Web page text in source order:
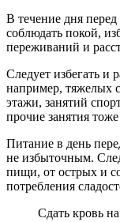
В течение дня
соблюдать покой,
переживаний и
Следует избегать и
например, тяжелых
этажи, занятий
прочие занятия
Питание в день
не избыточным.
пищи, от острых и
потребления
Сдать кровь